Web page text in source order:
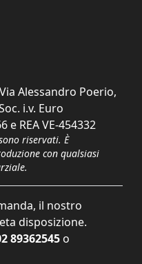
Alessandro Poerio,
i.v. Euro
e REA VE-454332
riservati. È
con qualsiasi
il nostro
disposizione.
89362545 o